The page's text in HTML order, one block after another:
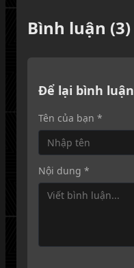
Bình luận (3)
Để lại bình luận
Tên của bạn *
Nội dung *